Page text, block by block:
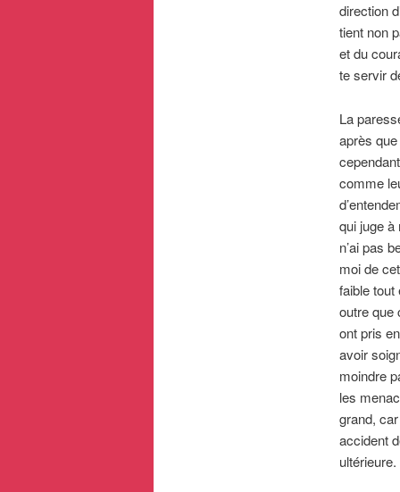
direction
tient non
et du
te servir
La
après
comme
qui juge à
n’ai pas
moi de
faible tout
outre que
ont pris
avoir
moindre
les
grand,
accident
ultérieure.